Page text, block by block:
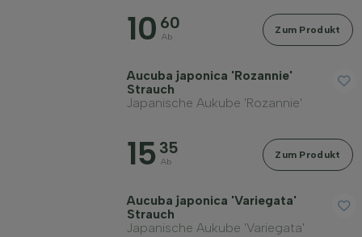
10 60
Ab
Zum Produkt
Aucuba japonica 'Rozannie'
Strauch
Japanische Aukube 'Rozannie'
15 35
Ab
Zum Produkt
Aucuba japonica 'Variegata'
Strauch
Japanische Aukube 'Variegata'